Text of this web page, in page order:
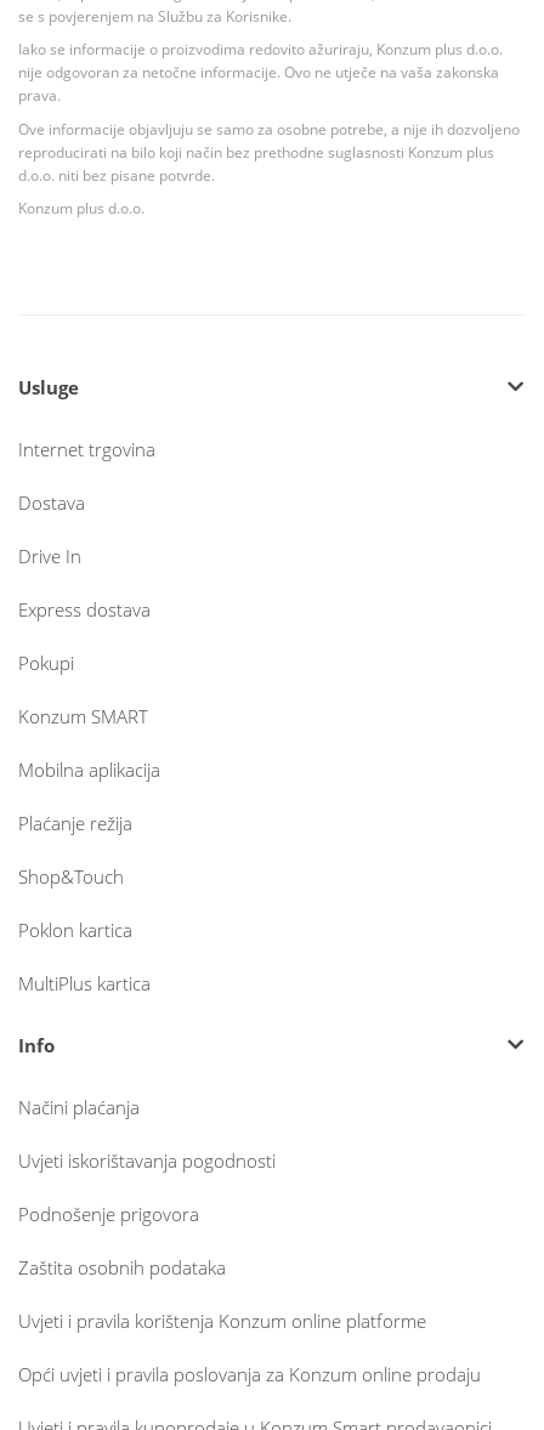
se s povjerenjem na Službu za Korisnike.
Iako se informacije o proizvodima redovito ažuriraju, Konzum plus d.o.o.
nije odgovoran za netočne informacije. Ovo ne utječe na vaša zakonska
prava.
Ove informacije objavljuju se samo za osobne potrebe, a nije ih dozvoljeno
reproducirati na bilo koji način bez prethodne suglasnosti Konzum plus
d.o.o. niti bez pisane potvrde.
Konzum plus d.o.o.
Usluge
Internet trgovina
Dostava
Drive In
Express dostava
Pokupi
Konzum SMART
Mobilna aplikacija
Plaćanje režija
Shop&Touch
Poklon kartica
MultiPlus kartica
Info
Načini plaćanja
Uvjeti iskorištavanja pogodnosti
Podnošenje prigovora
Zaštita osobnih podataka
Uvjeti i pravila korištenja Konzum online platforme
Opći uvjeti i pravila poslovanja za Konzum online prodaju